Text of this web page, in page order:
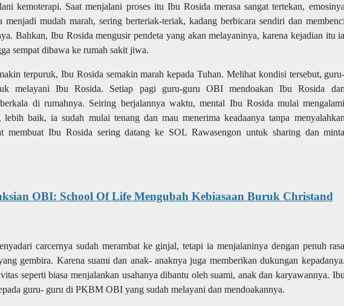
kemoterapi. Saat menjalani proses itu Ibu Rosida merasa sangat tertekan, emosinya
mudah marah, sering berteriak-teriak, kadang berbicara sendiri dan membenci
Bahkan, Ibu Rosida mengusir pendeta yang akan melayaninya, karena kejadian itu ia
sempat dibawa ke rumah sakit jiwa.
terpuruk, Ibu Rosida semakin marah kepada Tuhan. Melihat kondisi tersebut, guru-
melayani Ibu Rosida. Setiap pagi guru-guru OBI mendoakan Ibu Rosida dan
di rumahnya. Seiring berjalannya waktu, mental Ibu Rosida mulai mengalami
lebih baik, ia sudah mulai tenang dan mau menerima keadaanya tanpa menyalahkan
membuat Ibu Rosida sering datang ke SOL Rawasengon untuk sharing dan minta
OBI: School Of Life Mengubah Kebiasaan Buruk Christand
carcernya sudah merambat ke ginjal, tetapi ia menjalaninya dengan penuh rasa
gembira. Karena suami dan anak- anaknya juga memberikan dukungan kepadanya.
seperti biasa menjalankan usahanya dibantu oleh suami, anak dan karyawannya. Ibu
guru- guru di PKBM OBI yang sudah melayani dan mendoakannya.